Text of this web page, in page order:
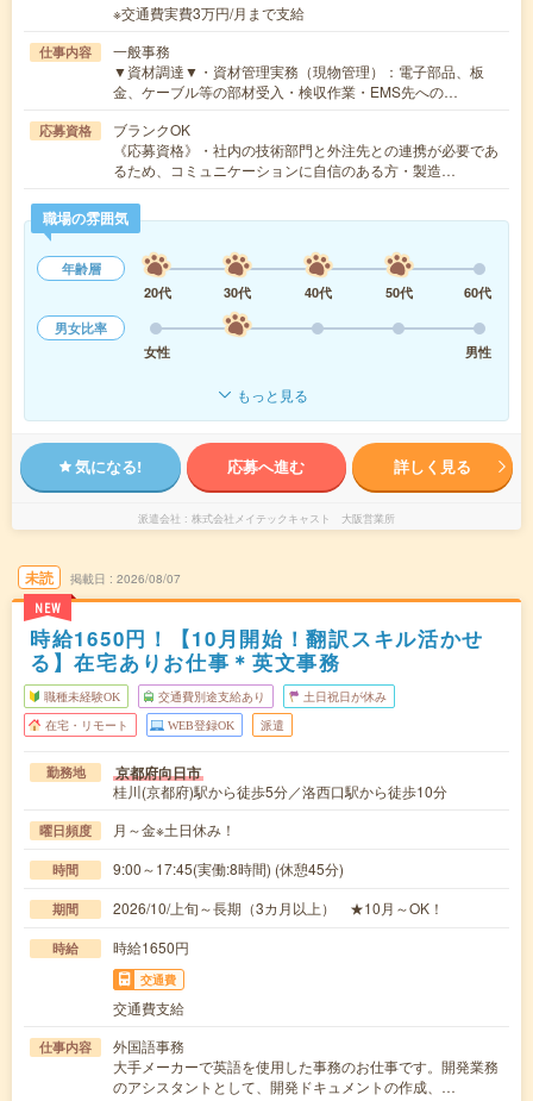
※交通費実費3万円/月まで支給
仕事内容
一般事務
▼資材調達▼・資材管理実務（現物管理）：電子部品、板
金、ケーブル等の部材受入・検収作業・EMS先への…
応募資格
ブランクOK
《応募資格》・社内の技術部門と外注先との連携が必要であ
るため、コミュニケーションに自信のある方・製造…
職場の雰囲気
年齢層
20代
30代 40代 50代
60代
男女比率
女性
男性
もっと見る
気になる! 応募へ進む 詳しく見る
派遣会社 株式会社メイテックキャスト 大阪営業所
未読
NEW
掲載日 2026/08/07
時給1650円！【10月開始！翻訳スキル活かせ
る】在宅ありお仕事＊英文事務
職種未経験OK 交通費別途支給あり 土日祝日が休み
在宅・リモート WEB登録OK 派遣
勤務地 京都府向日市
桂川(京都府)駅から徒歩5分／洛西口駅から徒歩10分
曜日頻度 月～金※土日休み！
時間 9:00～17:45(実働:8時間) (休憩45分)
期間 2026/10/上旬～長期（3カ月以上） ★10月～OK！
時給 時給1650円
交通費
交通費支給
仕事内容
外国語事務
大手メーカーで英語を使用した事務のお仕事です。開発業務
のアシスタントとして、開発ドキュメントの作成、…